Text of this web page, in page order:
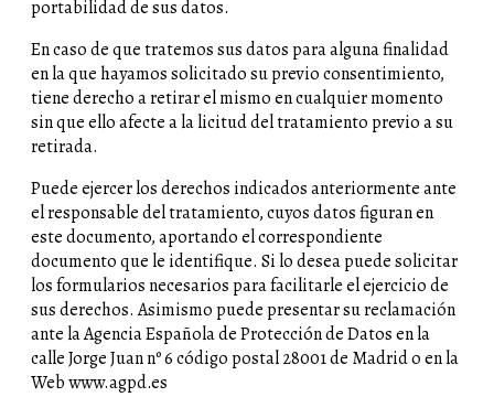
portabilidad de sus datos.
En caso de que tratemos sus datos para alguna finalidad
en la que hayamos solicitado su previo consentimiento,
tiene derecho a retirar el mismo en cualquier momento
sin que ello afecte a la licitud del tratamiento previo a su
retirada.
Puede ejercer los derechos indicados anteriormente ante
el responsable del tratamiento, cuyos datos figuran en
este documento, aportando el correspondiente
documento que le identifique. Si lo desea puede solicitar
los formularios necesarios para facilitarle el ejercicio de
sus derechos. Asimismo puede presentar su reclamación
ante la Agencia Española de Protección de Datos en la
calle Jorge Juan nº 6 código postal 28001 de Madrid o en la
Web www.agpd.es